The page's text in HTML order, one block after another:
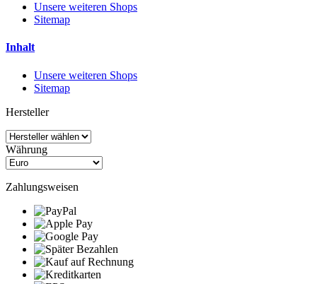
Unsere weiteren Shops
Sitemap
Inhalt
Unsere weiteren Shops
Sitemap
Hersteller
Währung
Zahlungsweisen